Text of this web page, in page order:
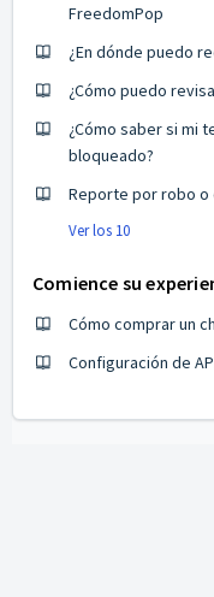
FreedomPop
¿En dónde puedo
¿Cómo puedo
¿Cómo saber si mi
bloqueado?
Reporte por robo o
Ver los 10
Comience su
Cómo comprar un
Configuración de